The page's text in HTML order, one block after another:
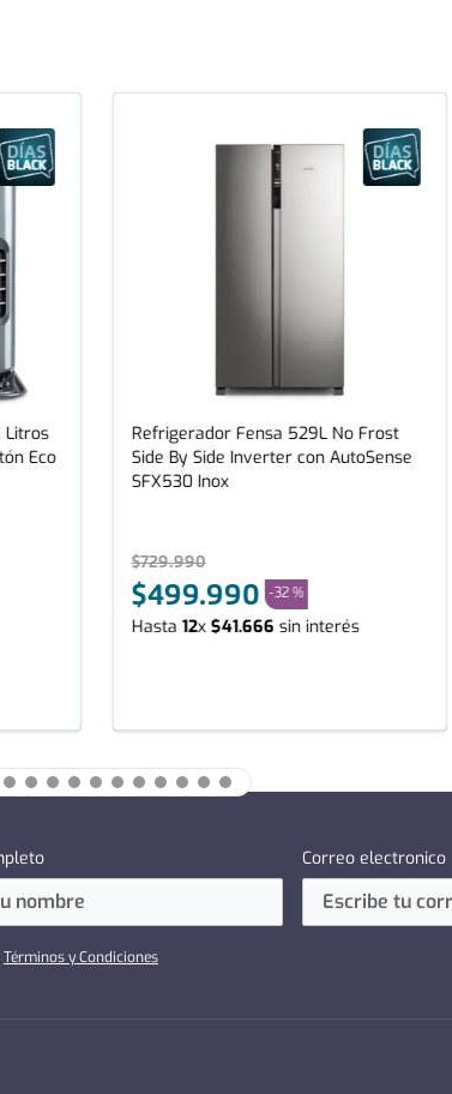
Litros
Eco
Refrigerador Fensa 529L No Frost
Side By Side Inverter con AutoSense
SFX530 Inox
$729.990
$499.990 -32 %
Hasta 12x $41.666 sin interés
Correo electronico
Términos y Condiciones